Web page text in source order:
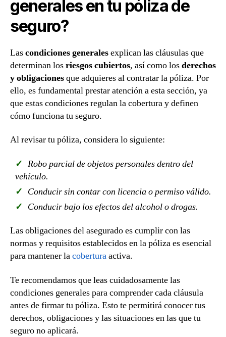
generales en tu póliza de
seguro?
Lascondiciones generalesexplican las cláusulas que
determinan losriesgos cubiertos, así como losderechos
y obligacionesque adquieres al contratar la póliza. Por
ello, es fundamental prestar atención a esta sección, ya
que estas condiciones regulan la cobertura y definen
cómo funciona tu seguro.
Al revisar tu póliza, considera lo siguiente:
Robo parcial de objetos personales dentro del
vehículo.
Conducir sin contar con licencia o permiso válido.
Conducir bajo los efectos del alcohol o drogas.
Las obligaciones del asegurado es cumplir con las
normas y requisitos establecidos en la póliza es esencial
para mantener lacoberturaactiva.
Te recomendamos que leas cuidadosamente las
condiciones generales para comprender cada cláusula
antes de firmar tu póliza. Esto te permitirá conocer tus
derechos, obligaciones y las situaciones en las que tu
seguro no aplicará.